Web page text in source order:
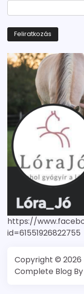
https://
id=61551926822755
Copyright © 2026
Complete Blog By